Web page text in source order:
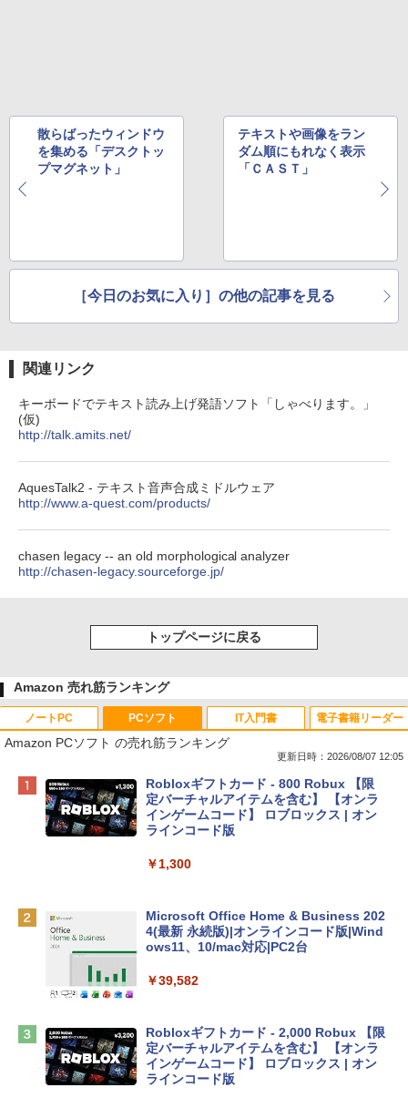
散らばったウィンドウ
を集める「デスクトッ
プマグネット」
テキストや画像をラン
ダム順にもれなく表示
「ＣＡＳＴ」
［今日のお気に入り］の他の記事を見る
関連リンク
キーボードでテキスト読み上げ発語ソフト「しゃべります。」
(仮)
http://talk.amits.net/
AquesTalk2 - テキスト音声合成ミドルウェア
http://www.a-quest.com/products/
chasen legacy -- an old morphological analyzer
http://chasen-legacy.sourceforge.jp/
トップページに戻る
Amazon 売れ筋ランキング
ノートPC
Apple 2026 MacBook Neo A18 Proチッ
プ搭載13インチノートブック：AIとAppl
e Intelligence、Liquid Retinaディスプ
レイ、8GBメモリ、512GB SSD、1080p
ィゴ + 3年延長 AppleCare+ for 13インチ
￥162,598
ンケース Dell NEC Lavie ASUS HP dyna
￥2,952
Apple 2026 MacBook Air M5チップ搭載
PCソフト
Amazon PCソフト の売れ筋ランキング
更新日時：2026/08/07 12:05
Robloxギフトカード - 800 Robux 【限
定バーチャルアイテムを含む】 【オンラ
インゲームコード】 ロブロックス | オン
ラインコード版
￥1,300
Microsoft Office Home & Business 202
4(最新 永続版)|オンラインコード版|Wind
ows11、10/mac対応|PC2台
￥39,582
Robloxギフトカード - 2,000 Robux 【限
定バーチャルアイテムを含む】 【オンラ
インゲームコード】 ロブロックス | オン
ラインコード版
IT入門書 電子書籍リーダー